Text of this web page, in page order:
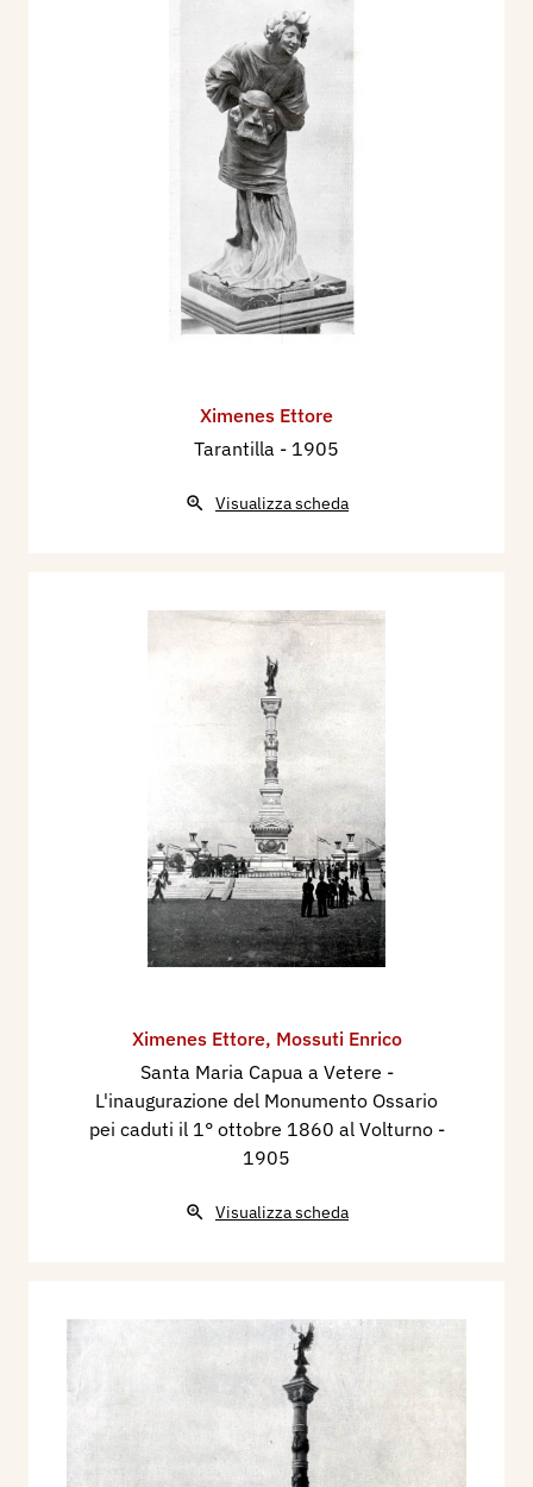
Ximenes Ettore
Tarantilla - 1905
Visualizza scheda
Ximenes Ettore, Mossuti Enrico
Santa Maria Capua a Vetere -
L'inaugurazione del Monumento Ossario
pei caduti il 1° ottobre 1860 al Volturno -
1905
Visualizza scheda